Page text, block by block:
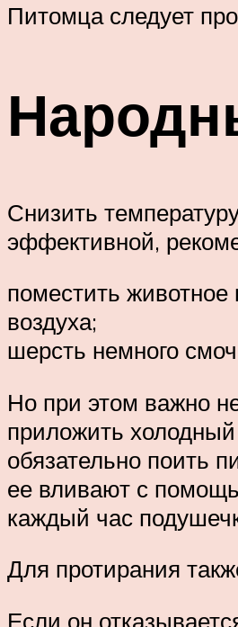
Питомца следует
Снизить
эффективной,
поместить животное
воздуха;
шерсть немного
Но при этом важно
приложить
обязательно поить
ее вливают с
каждый час
Для протирания
Если он